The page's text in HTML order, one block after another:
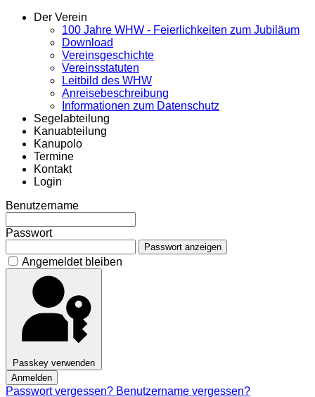
Der Verein
100 Jahre WHW - Feierlichkeiten zum Jubiläum
Download
Vereinsgeschichte
Vereinsstatuten
Leitbild des WHW
Anreisebeschreibung
Informationen zum Datenschutz
Segelabteilung
Kanuabteilung
Kanupolo
Termine
Kontakt
Login
Benutzername
Passwort
Passwort anzeigen
Angemeldet bleiben
Passkey verwenden
Anmelden
Passwort vergessen? Benutzername vergessen?